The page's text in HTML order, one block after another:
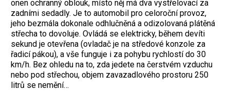
onen ochranný oblouk, místo něj má dva vystřelovací za
zadními sedadly. Je to automobil pro celoroční provoz,
jeho bezmála dokonale odhlučněná a odizolovaná plátěná
střecha to dovoluje. Ovládá se elektricky, během devíti
sekund je otevřena (ovladač je na středové konzole za
řadicí pákou), a vše funguje i za pohybu rychlostí do 30
km/h. Bez ohledu na to, zda jedete na čerstvém vzduchu
nebo pod střechou, objem zavazadlového prostoru 250
litrů se nemění…